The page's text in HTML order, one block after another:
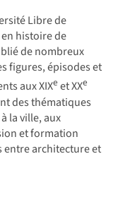
Libre de
histoire de
de nombreux
figures, épisodes et
aux XIXe et XXe
des thématiques
la ville, aux
et formation
entre architecture et